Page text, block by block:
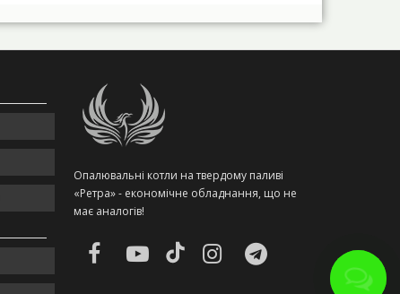
Опалювальні котли на твердому паливі
«Ретра» - економічне обладнання, що не
має аналогів!